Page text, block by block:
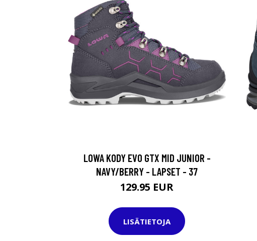
LOWA KODY EVO GTX MID JUNIOR -
NAVY/BERRY - LAPSET - 37
129.95 EUR
LISÄTIETOJA